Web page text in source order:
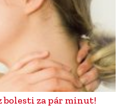
bolesti za pár minut!